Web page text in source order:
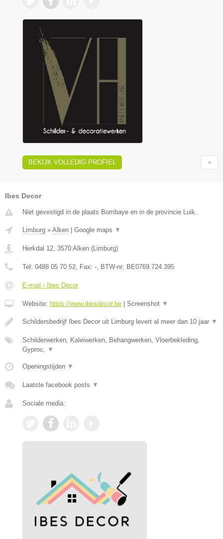
BEKIJK VOLLEDIG PROFIEL
Ibes Decor
Niet gevestigd in de plaats Bombaye en in de provincie Luik.
Limburg » Alken Google maps ▼
Herkdal 12, 3570 Alken (Limburg)
Tel: 0488 05 70 52, Fax: -, BTW-nr: BE0769.724.395
E-mail › Ibes Decor
Website: https://www.ibesdecor.be Screenshot ▼
Schildersbedrijf Ibes Decor uit Limburg levert al meer dan 10 jaar ▼
Schilderwerken, Kaleiwerken, Behangwerken, Vloerbekleding,
Gyproc, ▼
Openingstijden ▼
Laatste facebook posts ▼
Sociale media: